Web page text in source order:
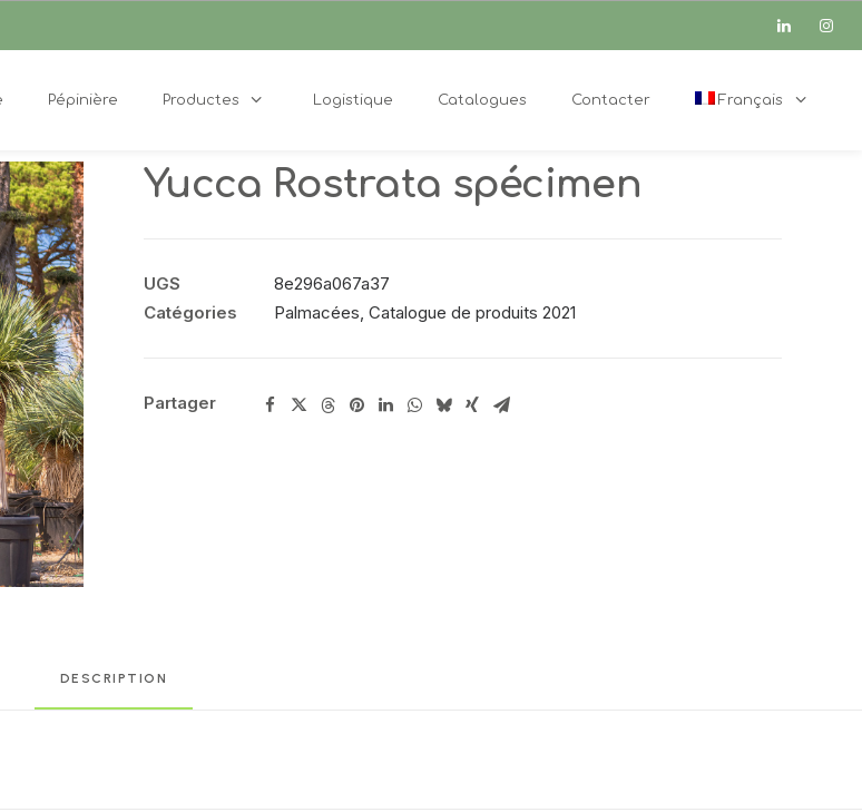
Pépinière Productes Logistique Catalogues Contacter Français
Yucca Rostrata spécimen
UGS
8e296a067a37
Catégories
Palmacées, Catalogue de produits 2021
Partager
DESCRIPTION